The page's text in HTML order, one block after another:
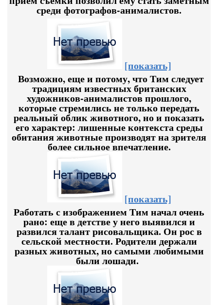
среди фотографов-анималистов.
[показать]
Возможно, еще и потому, что Тим следует
традициям известных британских
художников-анималистов прошлого,
которые стремились не только передать
реальный облик животного, но и показать
его характер: лишенные контекста среды
обитания животные производят на зрителя
более сильное впечатление.
[показать]
Работать с изображением Тим начал очень
рано: еще в детстве у него выявился и
развился талант рисовальщика. Он рос в
сельской местности. Родители держали
разных животных, но самыми любимыми
были лошади.